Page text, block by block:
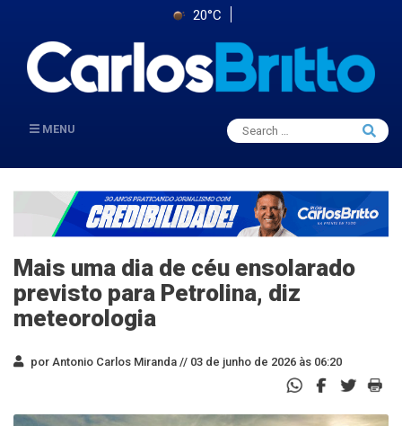
20°C
MENU
Search
for:
Search
Mais uma dia de céu ensolarado
previsto para Petrolina, diz
meteorologia
por Antonio Carlos Miranda // 03 de junho de 2026 às 06:20